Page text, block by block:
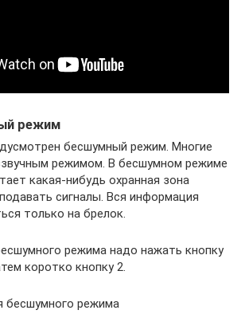
режим
бесшумный режим. Многие
режимом. В бесшумном режиме
какая-нибудь охранная зона
сигналы. Вся информация
только на брелок.
режима надо нажать кнопку
коротко кнопку 2.
бесшумного режима